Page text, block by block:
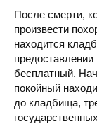
После смерти,
произвести
находится
бесплатный.
покойный
до кладбища,